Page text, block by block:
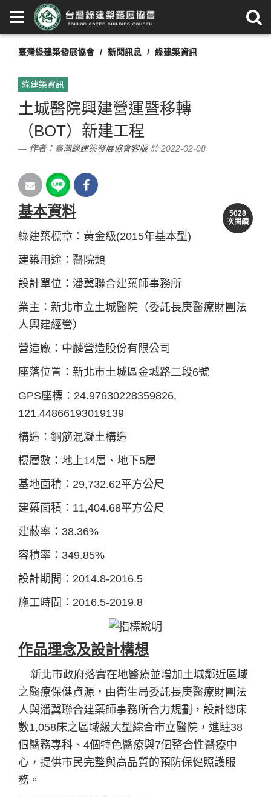
臺灣綠建築發展協會 新聞訊息 綠建築資訊
綠建築資訊
土城醫院興建營運暨移轉
（BOT）新建工程
作者： 臺灣綠建築發展協會客服於 2022-02-08
5028
次閱讀
基本資料
綠建築標章：黃金級(2015年基本型)
建築用途：醫院類
設計單位：潘冀聯合建築師事務所
業主：新北市立土城醫院（委託長庚醫療財團法
人興建經營）
營造廠：中麟營造股份有限公司
座落位置：新北市土城區金城路二段6號
GPS座標：24.97630228359826,
121.44866193019139
構造：鋼筋混凝土構造
樓層數：地上14層、地下5層
基地面積：29,732.62平方公尺
建築面積：11,404.68平方公尺
建蔽率：38.36%
容積率：349.85%
設計期間：2014.8-2016.5
施工時間：2016.5-2019.8
作品理念及設計構想
新北市政府落實在地醫療並增加土城鄰近區域
之醫療保健資源，由衛生局委託長庚醫療財團法
人與潘冀聯合建築師事務所合力規劃，設計總床
數1,058床之區域級大型綜合市立醫院，進駐38
個醫務專科、4個特色醫療與7個整合性醫療中
心，提供市民完整與高品質的預防保健照護服
務。